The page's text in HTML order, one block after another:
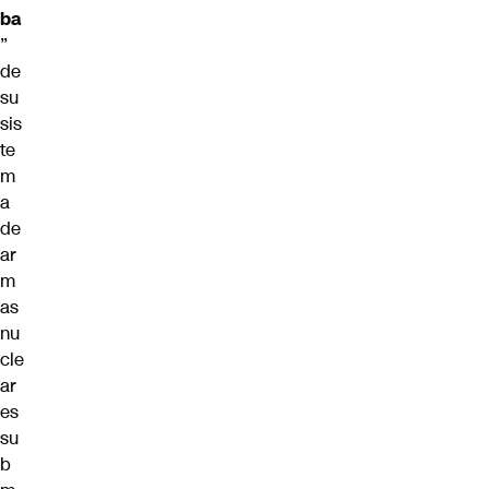
ba
”
de
su
sis
te
m
a
de
ar
m
as
nu
cle
ar
es
su
b